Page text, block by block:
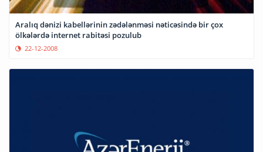
Aralıq dənizi kabellərinin zədələnməsi nəticəsində bir çox
ölkələrdə internet rabitəsi pozulub
22-12-2008